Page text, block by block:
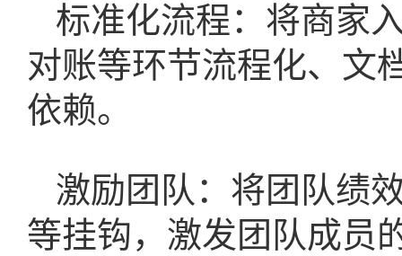
标准化流程：将商家
对账等环节流程化、文
依赖。
激励团队：将团队绩
等挂钩，激发团队成员